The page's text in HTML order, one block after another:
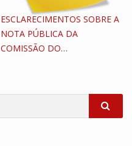
ESCLARECIMENTOS SOBRE A
NOTA PÚBLICA DA
COMISSÃO DO…